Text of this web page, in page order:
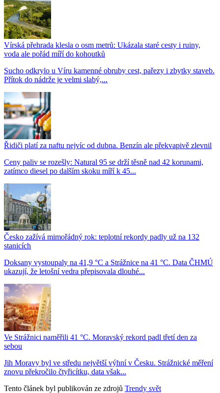
Vírská přehrada klesla o osm metrů: Ukázala staré cesty i ruiny,
voda ale pořád míří do kohoutků
Sucho odkrylo u Víru kamenné obruby cest, pařezy i zbytky staveb.
Přítok do nádrže je velmi slabý,...
Řidiči platí za naftu nejvíc od dubna. Benzín ale překvapivě zlevnil
Ceny paliv se rozešly: Natural 95 se drží těsně nad 42 korunami,
zatímco diesel po dalším skoku míří k 45...
Česko zažívá mimořádný rok: teplotní rekordy padly už na 132
stanicích
Doksany vystoupaly na 41,9 °C a Strážnice na 41 °C. Data ČHMÚ
ukazují, že letošní vedra přepisovala dlouhé...
Ve Strážnici naměřili 41 °C. Moravský rekord padl třetí den za
sebou
Jih Moravy byl ve středu největší výhní v Česku. Strážnické měření
znovu překročilo čtyřicítku, data však...
Tento článek byl publikován ze zdrojů Trendy svět